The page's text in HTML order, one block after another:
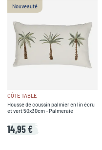
Nouveauté
CÔTÉ TABLE
Housse de coussin palmier en lin écru
et vert 50x30cm - Palmeraie
14,95 €